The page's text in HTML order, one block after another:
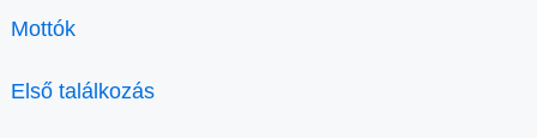
Mottók
Első találkozás